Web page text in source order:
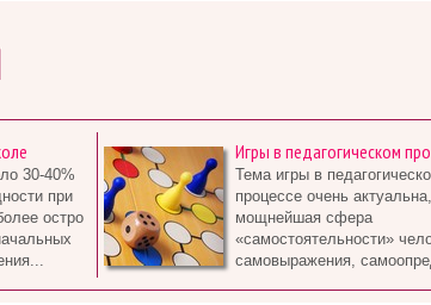
30-40%
при
остро
Игры в педагогическом
Тема игры в
процессе очень
мощнейшая сфера
«самостоятельности»
самовыражения,